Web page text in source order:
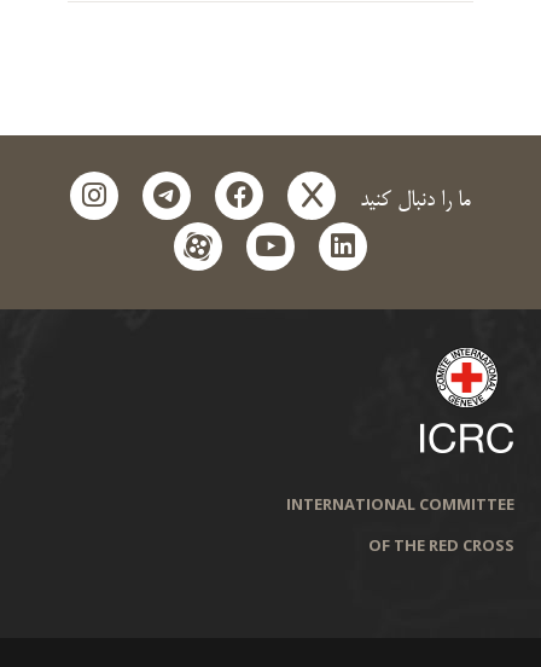
ما را دنبال کنید x
facebook
telegram
instagram
linkedin
youtube
aparat
INTERNATIONAL COMMITTEE
OF THE RED CROSS